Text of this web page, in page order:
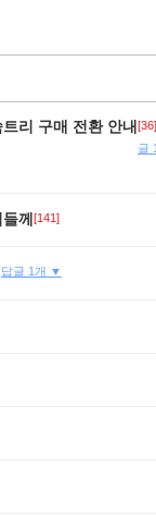
리 구매 전환 안내 [36]
글
께 [141]
답글 1개 ▼